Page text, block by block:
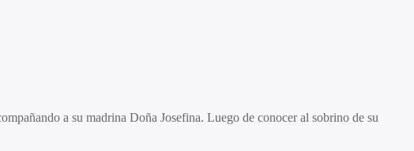
a su madrina Doña Josefina. Luego de conocer al sobrino de su